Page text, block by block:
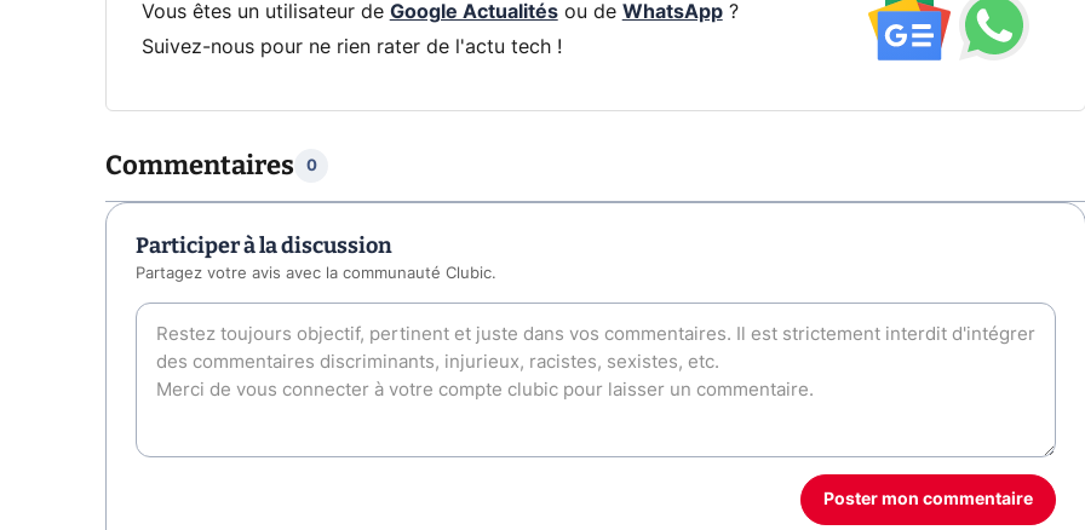
Vous êtes un utilisateur de Google Actualitésou de WhatsApp?
Suivez-nous pour ne rien rater de l'actu tech !
Commentaires 0
Participer à la discussion
Partagez votre avis avec la communauté Clubic.
Poster mon commentaire